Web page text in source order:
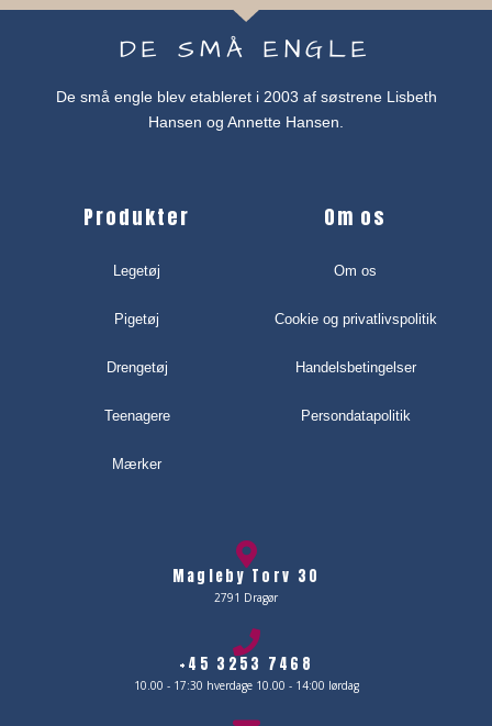
DE SMÅ ENGLE
De små engle blev etableret i 2003 af søstrene Lisbeth
Hansen og Annette Hansen.
Produkter
Legetøj
Pigetøj
Drengetøj
Teenagere
Mærker
Om os
Om os
Cookie og privatlivspolitik
Handelsbetingelser
Persondatapolitik
Magleby Torv 30
2791 Dragør
+45 3253 7468
10.00 - 17:30 hverdage 10.00 - 14:00 lørdag